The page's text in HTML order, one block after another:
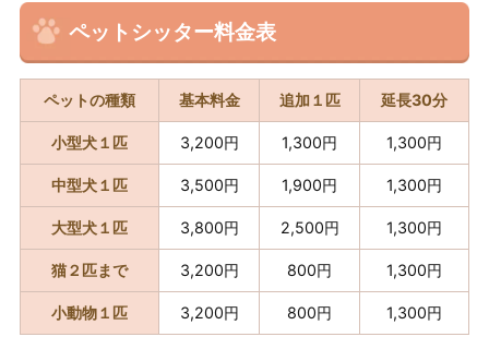
ペットシッター料金表
ペットの種類 基本料金 追加１匹 延長30分
小型犬１匹 3,200円 1,300円 1,300円
中型犬１匹 3,500円 1,900円 1,300円
大型犬１匹 3,800円 2,500円 1,300円
猫２匹まで 3,200円 800円 1,300円
小動物１匹 3,200円 800円 1,300円